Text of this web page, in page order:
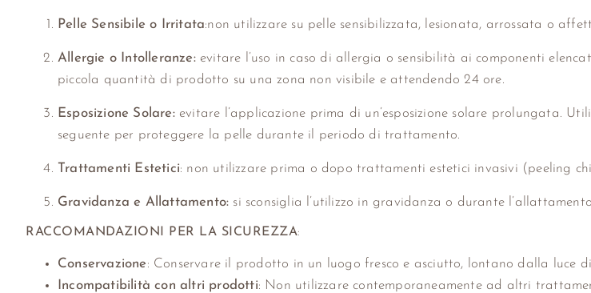
Pelle Sensibile o Irritata:non utilizzare su pelle sensibilizzata, lesionata, arrossata o
Allergie o Intolleranze: evitare l’uso in caso di allergia o sensibilità ai componenti
piccola quantità di prodotto su una zona non visibile e attendendo 24 ore.
Esposizione Solare: evitare l’applicazione prima di un’esposizione solare prolungata.
seguente per proteggere la pelle durante il periodo di trattamento.
Trattamenti Estetici: non utilizzare prima o dopo trattamenti estetici invasivi (peeling
Gravidanza e Allattamento: si sconsiglia l’utilizzo in gravidanza o durante
RACCOMANDAZIONI PER LA SICUREZZA:
Conservazione: Conservare il prodotto in un luogo fresco e asciutto, lontano dalla
Incompatibilità con altri prodotti: Non utilizzare contemporaneamente ad altri